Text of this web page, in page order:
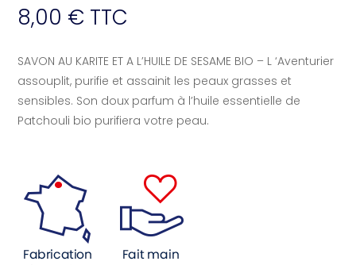
8,00 € TTC
SAVON AU KARITE ET A L’HUILE DE SESAME BIO – L ‘Aventurier
assouplit, purifie et assainit les peaux grasses et
sensibles. Son doux parfum à l’huile essentielle de
Patchouli bio purifiera votre peau.